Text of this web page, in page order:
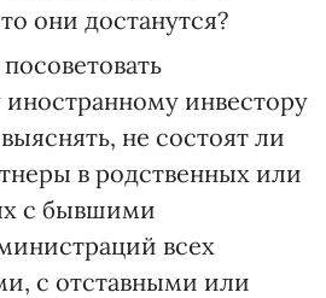
они достанутся?
инвестору
не состоят ли
в родственных или
с бывшими
всех
с отставными или